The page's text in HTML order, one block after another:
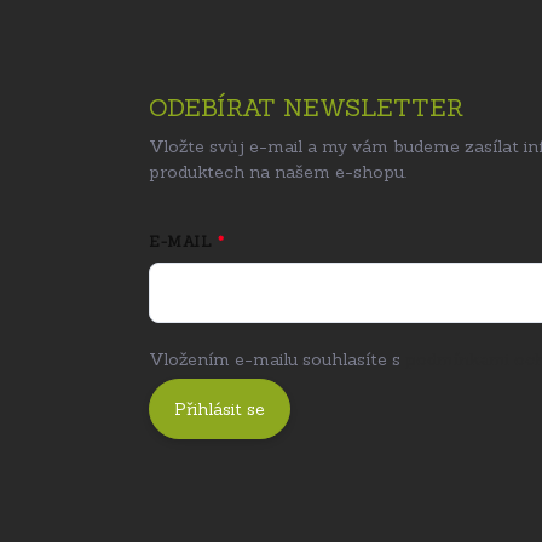
ODEBÍRAT NEWSLETTER
Vložte svůj e-mail a my vám budeme zasílat
produktech na našem e-shopu.
E-MAIL
Vložením e-mailu souhlasíte s
Přihlásit se